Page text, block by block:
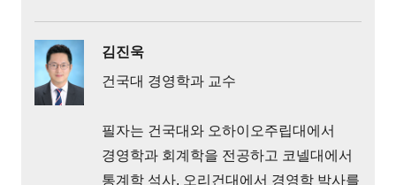
김진욱
건국대 경영학과 교수
필자는 건국대와 오하이오주립대에서
경영학과 회계학을 전공하고 코넬대에서
통계학 석사, 오리건대에서 경영학 박사를